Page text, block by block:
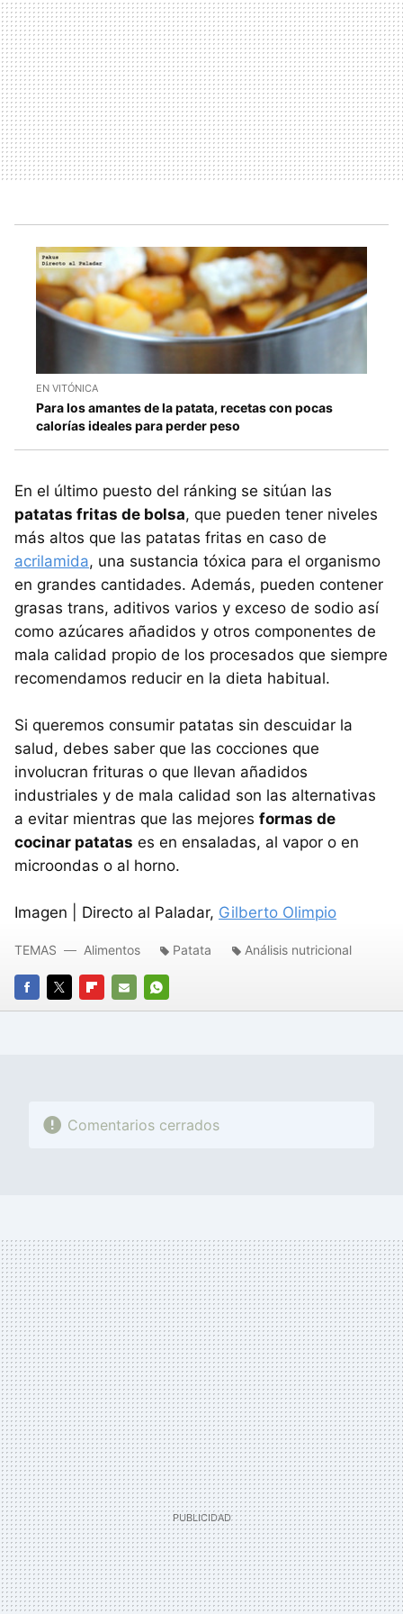
EN VITÓNICA
Para los amantes de la patata, recetas con pocas
calorías ideales para perder peso
En el último puesto del ránking se sitúan las
patatas fritas de bolsa, que pueden tener niveles
más altos que las patatas fritas en caso de
acrilamida, una sustancia tóxica para el organismo
en grandes cantidades. Además, pueden contener
grasas trans, aditivos varios y exceso de sodio así
como azúcares añadidos y otros componentes de
mala calidad propio de los procesados que siempre
recomendamos reducir en la dieta habitual.
Si queremos consumir patatas sin descuidar la
salud, debes saber que las cocciones que
involucran frituras o que llevan añadidos
industriales y de mala calidad son las alternativas
a evitar mientras que las mejores formas de
cocinar patatas es en ensaladas, al vapor o en
microondas o al horno.
Imagen | Directo al Paladar, Gilberto Olimpio
FACEBOOK
TWITTERFLIPBOARD
E-
WHATSAPP
TEMAS Alimentos Patata Análisis nutricional
Comentarios cerrados